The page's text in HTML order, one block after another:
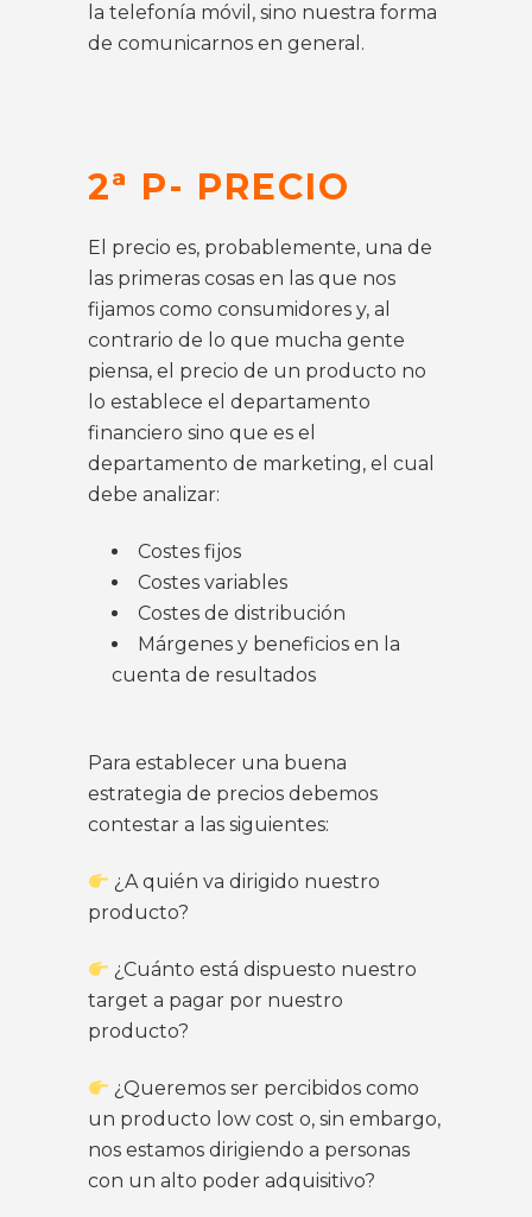
la telefonía móvil, sino nuestra forma
de comunicarnos en general.
2ª P- PRECIO
El precio es, probablemente, una de
las primeras cosas en las que nos
fijamos como consumidores y, al
contrario de lo que mucha gente
piensa, el precio de un producto no
lo establece el departamento
financiero sino que es el
departamento de marketing, el cual
debe analizar:
Costes fijos
Costes variables
Costes de distribución
Márgenes y beneficios en la
cuenta de resultados
Para establecer una buena
estrategia de precios debemos
contestar a las siguientes:
¿A quién va dirigido nuestro
producto?
¿Cuánto está dispuesto nuestro
target a pagar por nuestro
producto?
¿Queremos ser percibidos como
un producto low cost o, sin embargo,
nos estamos dirigiendo a personas
con un alto poder adquisitivo?